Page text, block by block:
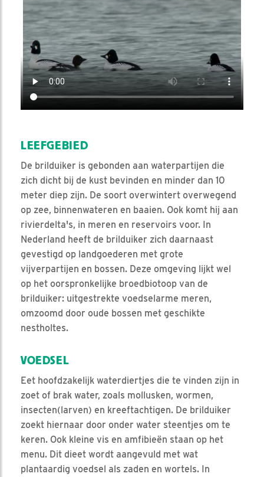
LEEFGEBIED
De brilduiker is gebonden aan waterpartijen die
zich dicht bij de kust bevinden en minder dan 10
meter diep zijn. De soort overwintert overwegend
op zee, binnenwateren en baaien. Ook komt hij aan
rivierdelta's, in meren en reservoirs voor. In
Nederland heeft de brilduiker zich daarnaast
gevestigd op landgoederen met grote
vijverpartijen en bossen. Deze omgeving lijkt wel
op het oorspronkelijke broedbiotoop van de
brilduiker: uitgestrekte voedselarme meren,
omzoomd door oude bossen met geschikte
nestholtes.
VOEDSEL
Eet hoofdzakelijk waterdiertjes die te vinden zijn in
zoet of brak water, zoals mollusken, wormen,
insecten(larven) en kreeftachtigen. De brilduiker
zoekt hiernaar door onder water steentjes om te
keren. Ook kleine vis en amfibieën staan op het
menu. Dit dieet wordt aangevuld met wat
plantaardig voedsel als zaden en wortels. In